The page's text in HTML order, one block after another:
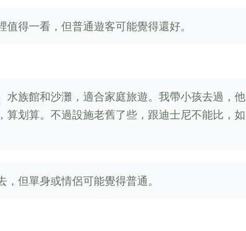
得一看，但普通遊客可能覺得還好。
水族館和沙灘，適合家庭旅遊。我帶小孩去過，他
划算。不過設施老舊了些，跟迪士尼不能比，如
但單身或情侶可能覺得普通。